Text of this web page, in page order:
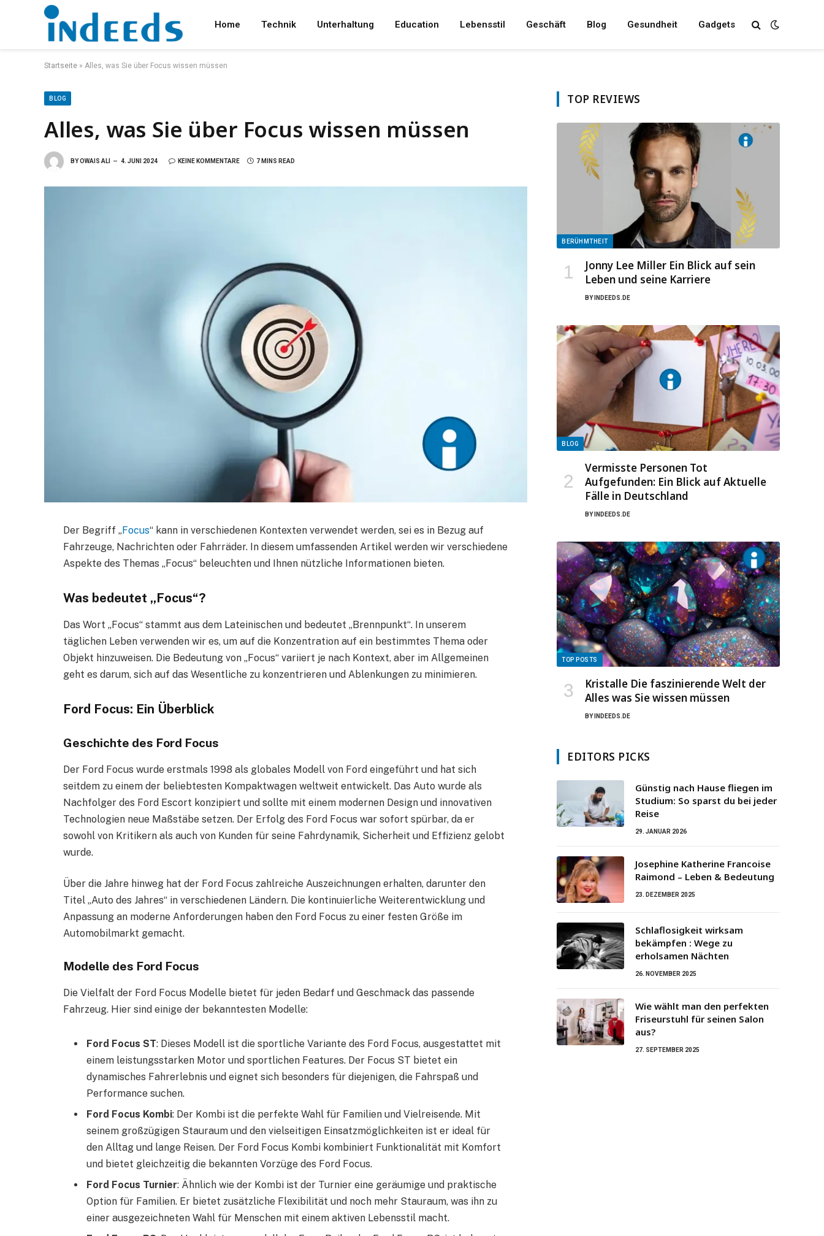
Home Technik Unterhaltung Education Lebensstil Geschäft Blog Gesundheit Gadgets
Startseite » Alles, was Sie über Focus wissen müssen
BLOG
Alles, was Sie über Focus wissen müssen
BYOWAIS ALI 4. JUNI 2024 KEINE KOMMENTARE 7 MINS READ
Der Begriff „Focus“ kann in verschiedenen Kontexten verwendet werden, sei es in Bezug auf
Fahrzeuge, Nachrichten oder Fahrräder. In diesem umfassenden Artikel werden wir verschiedene
Aspekte des Themas „Focus“ beleuchten und Ihnen nützliche Informationen bieten.
Was bedeutet „Focus“?
Das Wort „Focus“ stammt aus dem Lateinischen und bedeutet „Brennpunkt“. In unserem
täglichen Leben verwenden wir es, um auf die Konzentration auf ein bestimmtes Thema oder
Objekt hinzuweisen. Die Bedeutung von „Focus“ variiert je nach Kontext, aber im Allgemeinen
geht es darum, sich auf das Wesentliche zu konzentrieren und Ablenkungen zu minimieren.
Ford Focus: Ein Überblick
Geschichte des Ford Focus
Der Ford Focus wurde erstmals 1998 als globales Modell von Ford eingeführt und hat sich
seitdem zu einem der beliebtesten Kompaktwagen weltweit entwickelt. Das Auto wurde als
Nachfolger des Ford Escort konzipiert und sollte mit einem modernen Design und innovativen
Technologien neue Maßstäbe setzen. Der Erfolg des Ford Focus war sofort spürbar, da er
sowohl von Kritikern als auch von Kunden für seine Fahrdynamik, Sicherheit und Effizienz gelobt
wurde.
Über die Jahre hinweg hat der Ford Focus zahlreiche Auszeichnungen erhalten, darunter den
Titel „Auto des Jahres“ in verschiedenen Ländern. Die kontinuierliche Weiterentwicklung und
Anpassung an moderne Anforderungen haben den Ford Focus zu einer festen Größe im
Automobilmarkt gemacht.
Modelle des Ford Focus
Die Vielfalt der Ford Focus Modelle bietet für jeden Bedarf und Geschmack das passende
Fahrzeug. Hier sind einige der bekanntesten Modelle:
Ford Focus ST: Dieses Modell ist die sportliche Variante des Ford Focus, ausgestattet mit
einem leistungsstarken Motor und sportlichen Features. Der Focus ST bietet ein
dynamisches Fahrerlebnis und eignet sich besonders für diejenigen, die Fahrspaß und
Performance suchen.
Ford Focus Kombi: Der Kombi ist die perfekte Wahl für Familien und Vielreisende. Mit
seinem großzügigen Stauraum und den vielseitigen Einsatzmöglichkeiten ist er ideal für
den Alltag und lange Reisen. Der Ford Focus Kombi kombiniert Funktionalität mit Komfort
und bietet gleichzeitig die bekannten Vorzüge des Ford Focus.
Ford Focus Turnier: Ähnlich wie der Kombi ist der Turnier eine geräumige und praktische
Option für Familien. Er bietet zusätzliche Flexibilität und noch mehr Stauraum, was ihn zu
einer ausgezeichneten Wahl für Menschen mit einem aktiven Lebensstil macht.
TOP REVIEWS
BERÜHMTHEIT
Jonny Lee Miller Ein Blick auf sein
Leben und seine Karriere
BY INDEEDS.DE
BLOG
Vermisste Personen Tot
Aufgefunden: Ein Blick auf Aktuelle
Fälle in Deutschland
BY INDEEDS.DE
TOP POSTS
Kristalle Die faszinierende Welt der
Alles was Sie wissen müssen
BY INDEEDS.DE
EDITORS PICKS
Günstig nach Hause fliegen im
Studium: So sparst du bei jeder
Reise
29. JANUAR 2026
Josephine Katherine Francoise
Raimond – Leben & Bedeutung
23. DEZEMBER 2025
Schlaflosigkeit wirksam
bekämpfen : Wege zu
erholsamen Nächten
26. NOVEMBER 2025
Wie wählt man den perfekten
Friseurstuhl für seinen Salon
aus?
27. SEPTEMBER 2025